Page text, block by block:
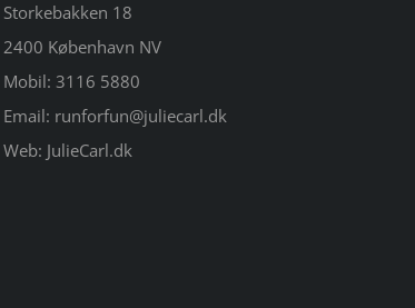
Storkebakken 18
2400 København NV
Mobil: 3116 5880
Email: runforfun@juliecarl.dk
Web: JulieCarl.dk